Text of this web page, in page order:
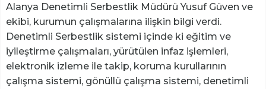
Alanya Denetimli Serbestlik Müdürü Yusuf Güven ve
ekibi, kurumun çalışmalarına ilişkin bilgi verdi.
Denetimli Serbestlik sistemi içinde ki eğitim ve
iyileştirme çalışmaları, yürütülen infaz işlemleri,
elektronik izleme ile takip, koruma kurullarının
çalışma sistemi, gönüllü çalışma sistemi, denetimli